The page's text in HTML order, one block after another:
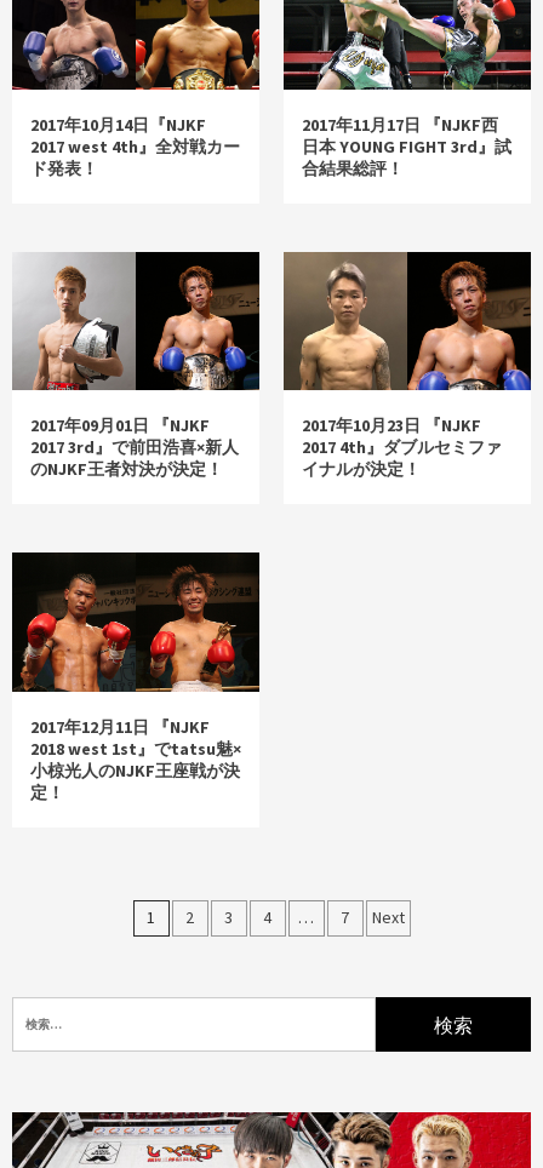
2017年10月14日『NJKF
2017 west 4th』全対戦カー
ド発表！
2017年11月17日 『NJKF西
日本 YOUNG FIGHT 3rd』試
合結果総評！
2017年09月01日 『NJKF
2017 3rd』で前田浩喜×新人
のNJKF王者対決が決定！
2017年10月23日 『NJKF
2017 4th』ダブルセミファ
イナルが決定！
2017年12月11日 『NJKF
2018 west 1st』でtatsu魅×
小椋光人のNJKF王座戦が決
定！
ナ
シ
1 2 3 4 … 7 Next
索: